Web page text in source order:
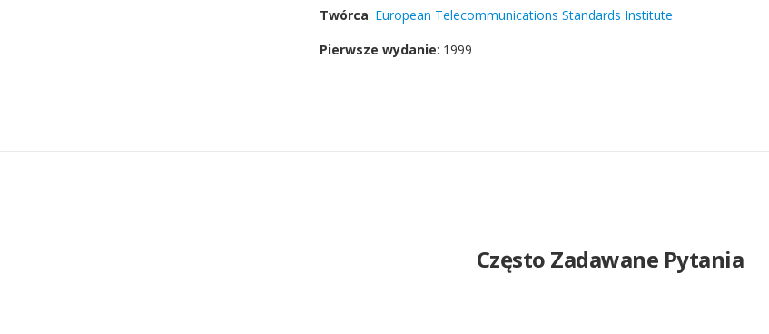
Twórca: European Telecommunications Standards Institute
Pierwsze wydanie: 1999
Często Zadawane Pytania